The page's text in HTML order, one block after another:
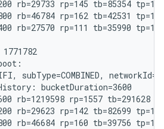
rb=29733 rp=145 tb=85354
rb=46784 rp=162 tb=42531
rb=27570 rp=111 tb=35990
1771782
subType=COMBINED,
bucketDuration=3600
rb=1219598 rp=1557 tb=291628
rb=29623 rp=142 tb=82699
rb=46684 rp=160 tb=39756